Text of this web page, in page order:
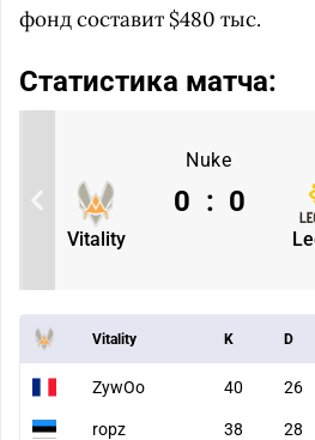
фонд составит $480 тыс.
Статистика матча:
Nuke
Vitality
0 : 0
Vitality K D
ZywOo 40 26
ropz 38 28